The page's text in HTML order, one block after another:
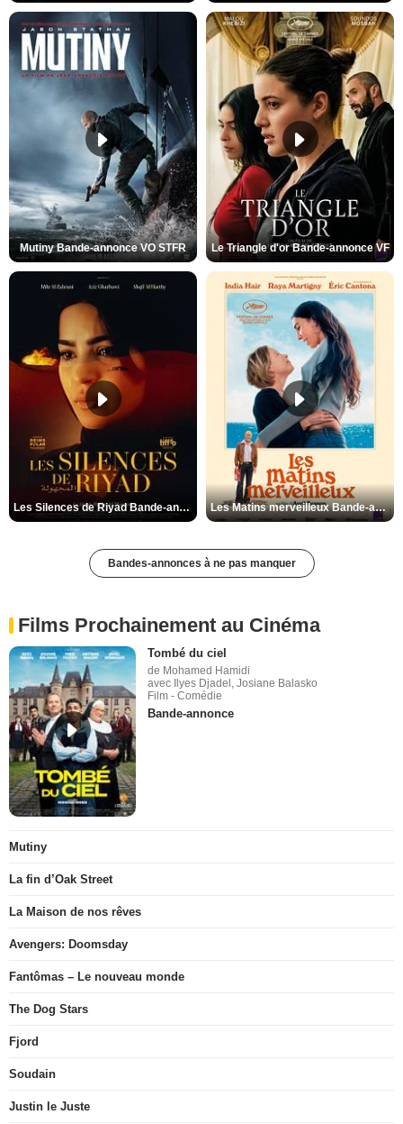
Mutiny Bande-annonce VO STFR Le Triangle d'or Bande-annonce VF
Les Silences de Riyad Bande-annonce VO STFR Les Matins merveilleux Bande-annonce VF
Bandes-annonces à ne pas manquer
Films Prochainement au Cinéma
Tombé du ciel
de Mohamed Hamidi
avec Ilyes Djadel, Josiane Balasko
Film - Comédie
Bande-annonce
Mutiny
La fin d’Oak Street
La Maison de nos rêves
Avengers: Doomsday
Fantômas – Le nouveau monde
The Dog Stars
Fjord
Soudain
Justin le Juste